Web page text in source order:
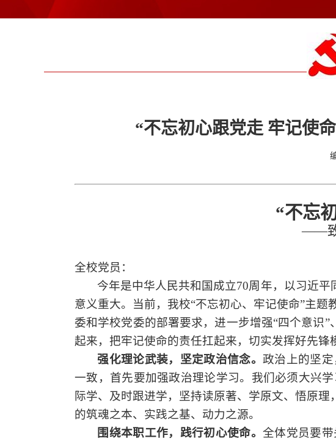
“不忘初心跟党走 牢记使
“不忘
——致
全校党员：
今年是中华人民共和国成立70周年，以习近平
意义重大。当前， 我校“不忘初心、牢记使命”主
委和学校党委的部署要求，进一步增强“四个意识”
起来，把牢记使命的责任扛起来，切实发挥好先锋
强化理论武装，坚定政治信念。政治上的坚
一致，首先要加强政治理论学习。我们必须大兴
际学、及时跟进学，坚持读原著、学原文、悟原
的筑魂之本、实践之基、动力之源。
围绕本职工作，践行初心使命。全体党员要